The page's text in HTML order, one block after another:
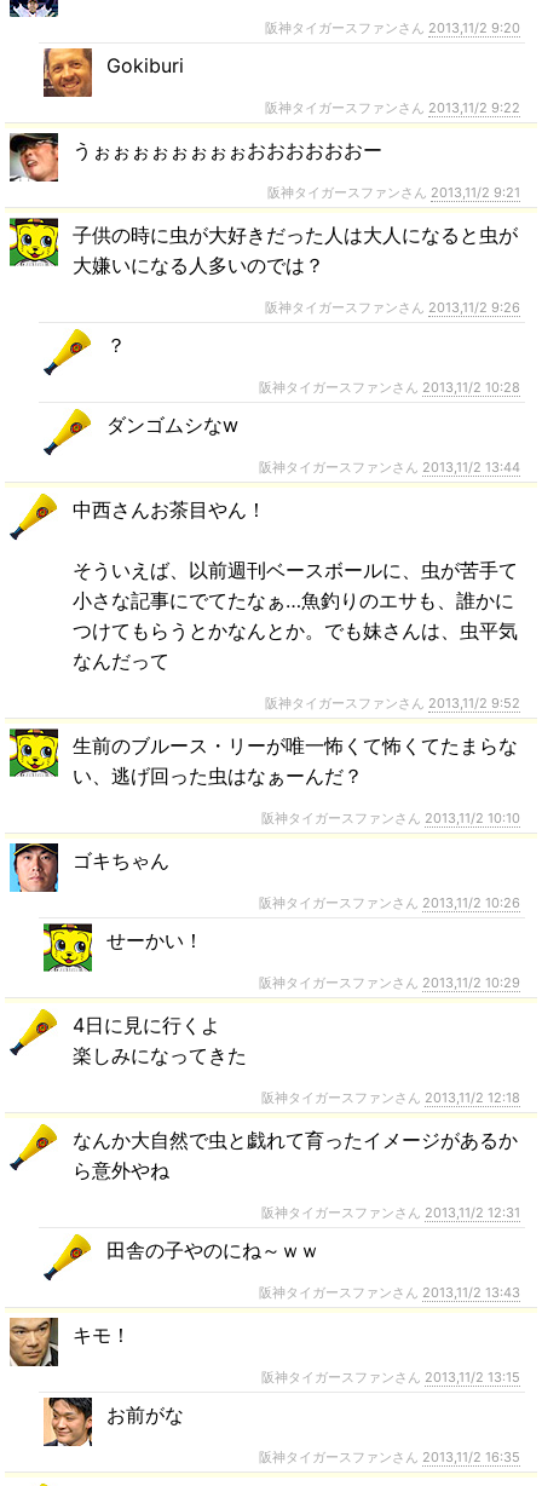
阪神タイガースファンさん 2013,11/2 9:20
Gokiburi
阪神タイガースファンさん 2013,11/2 9:22
うぉぉぉぉぉぉぉぉおおおおおおー
阪神タイガースファンさん 2013,11/2 9:21
子供の時に虫が大好きだった人は大人になると虫が
大嫌いになる人多いのでは？
阪神タイガースファンさん 2013,11/2 9:26
？
阪神タイガースファンさん 2013,11/2 10:28
ダンゴムシなw
阪神タイガースファンさん 2013,11/2 13:44
中西さんお茶目やん！
そういえば、以前週刊ベースボールに、虫が苦手て
小さな記事にでてたなぁ…魚釣りのエサも、誰かに
つけてもらうとかなんとか。でも妹さんは、虫平気
なんだって
阪神タイガースファンさん 2013,11/2 9:52
生前のブルース・リーが唯一怖くて怖くてたまらな
い、逃げ回った虫はなぁーんだ？
阪神タイガースファンさん 2013,11/2 10:10
ゴキちゃん
阪神タイガースファンさん 2013,11/2 10:26
せーかい！
阪神タイガースファンさん 2013,11/2 10:29
4日に見に行くよ
楽しみになってきた
阪神タイガースファンさん 2013,11/2 12:18
なんか大自然で虫と戯れて育ったイメージがあるか
ら意外やね
阪神タイガースファンさん 2013,11/2 12:31
田舎の子やのにね～ｗｗ
阪神タイガースファンさん 2013,11/2 13:43
キモ！
阪神タイガースファンさん 2013,11/2 13:15
お前がな
阪神タイガースファンさん 2013,11/2 16:35